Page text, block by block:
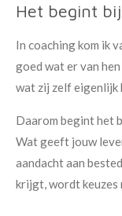
Het begint
In coaching kom ik
goed wat er van
wat zij zelf eigenlijk
Daarom begint het
Wat geeft jouw
aandacht aan
krijgt, wordt keuzes